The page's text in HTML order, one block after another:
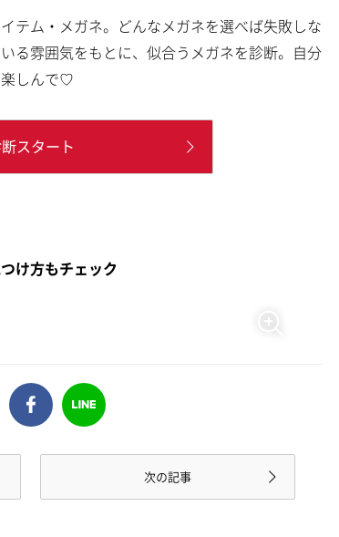
テム・メガネ。どんなメガネを選べば失敗しな
る雰囲気をもとに、似合うメガネを診断。自分
楽しんで♡
スタート
け方もチェック
次の記事